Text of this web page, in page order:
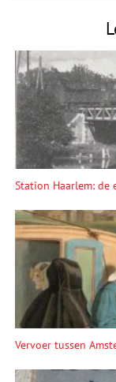
Station Haarlem: de
Vervoer tussen